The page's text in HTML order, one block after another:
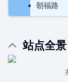
朝福路
站点全景